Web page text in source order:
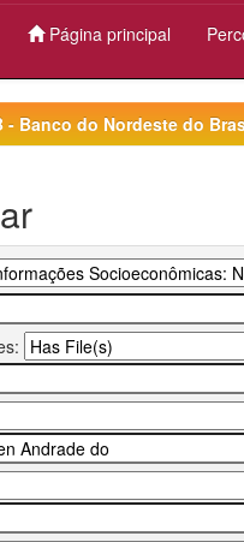
Página principal
- Banco do Nordeste do